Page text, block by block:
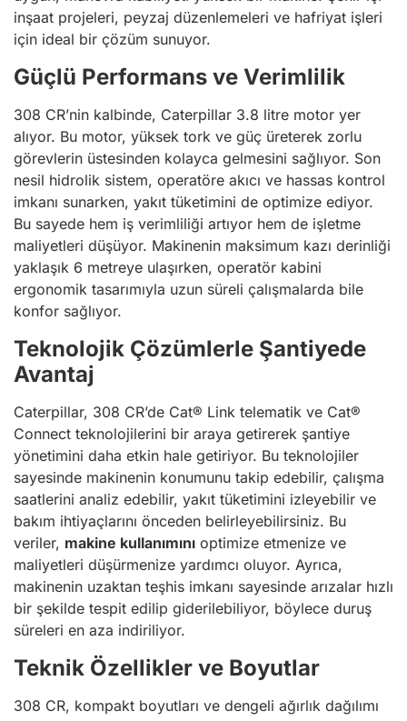
inşaat projeleri, peyzaj düzenlemeleri ve hafriyat işleri
için ideal bir çözüm sunuyor.
Güçlü Performans ve Verimlilik
308 CR’nin kalbinde, Caterpillar 3.8 litre motor yer
alıyor. Bu motor, yüksek tork ve güç üreterek zorlu
görevlerin üstesinden kolayca gelmesini sağlıyor. Son
nesil hidrolik sistem, operatöre akıcı ve hassas kontrol
imkanı sunarken, yakıt tüketimini de optimize ediyor.
Bu sayede hem iş verimliliği artıyor hem de işletme
maliyetleri düşüyor. Makinenin maksimum kazı derinliği
yaklaşık 6 metreye ulaşırken, operatör kabini
ergonomik tasarımıyla uzun süreli çalışmalarda bile
konfor sağlıyor.
Teknolojik Çözümlerle Şantiyede
Avantaj
Caterpillar, 308 CR’de Cat® Link telematik ve Cat®
Connect teknolojilerini bir araya getirerek şantiye
yönetimini daha etkin hale getiriyor. Bu teknolojiler
sayesinde makinenin konumunu takip edebilir, çalışma
saatlerini analiz edebilir, yakıt tüketimini izleyebilir ve
bakım ihtiyaçlarını önceden belirleyebilirsiniz. Bu
veriler, makine kullanımını optimize etmenize ve
maliyetleri düşürmenize yardımcı oluyor. Ayrıca,
makinenin uzaktan teşhis imkanı sayesinde arızalar hızlı
bir şekilde tespit edilip giderilebiliyor, böylece duruş
süreleri en aza indiriliyor.
Teknik Özellikler ve Boyutlar
308 CR, kompakt boyutları ve dengeli ağırlık dağılımı